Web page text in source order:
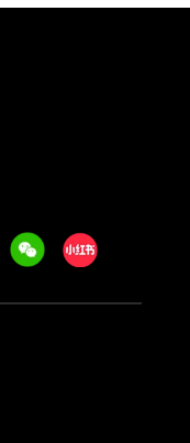
WeechatXiaohongshu/